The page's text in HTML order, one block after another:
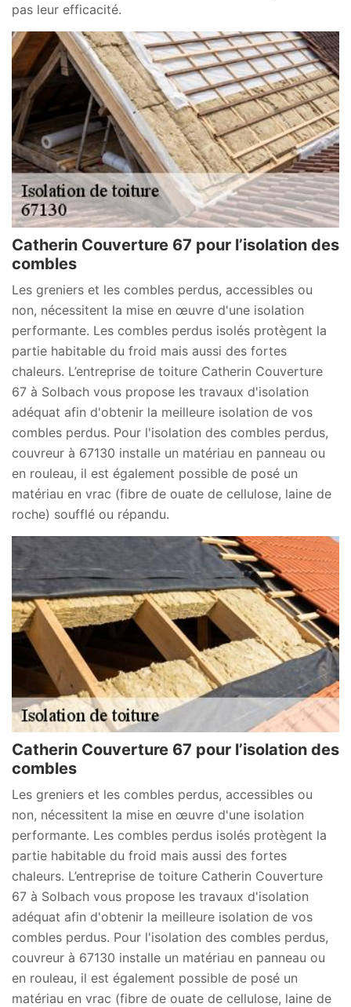
pas leur efficacité.
Catherin Couverture 67 pour l’isolation des
combles
Les greniers et les combles perdus, accessibles ou
non, nécessitent la mise en œuvre d'une isolation
performante. Les combles perdus isolés protègent la
partie habitable du froid mais aussi des fortes
chaleurs. L’entreprise de toiture Catherin Couverture
67 à Solbach vous propose les travaux d'isolation
adéquat afin d'obtenir la meilleure isolation de vos
combles perdus. Pour l'isolation des combles perdus,
couvreur à 67130 installe un matériau en panneau ou
en rouleau, il est également possible de posé un
matériau en vrac (fibre de ouate de cellulose, laine de
roche) soufflé ou répandu.
Catherin Couverture 67 pour l’isolation des
combles
Les greniers et les combles perdus, accessibles ou
non, nécessitent la mise en œuvre d'une isolation
performante. Les combles perdus isolés protègent la
partie habitable du froid mais aussi des fortes
chaleurs. L’entreprise de toiture Catherin Couverture
67 à Solbach vous propose les travaux d'isolation
adéquat afin d'obtenir la meilleure isolation de vos
combles perdus. Pour l'isolation des combles perdus,
couvreur à 67130 installe un matériau en panneau ou
en rouleau, il est également possible de posé un
matériau en vrac (fibre de ouate de cellulose, laine de